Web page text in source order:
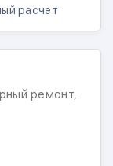
расчет
ремонт,